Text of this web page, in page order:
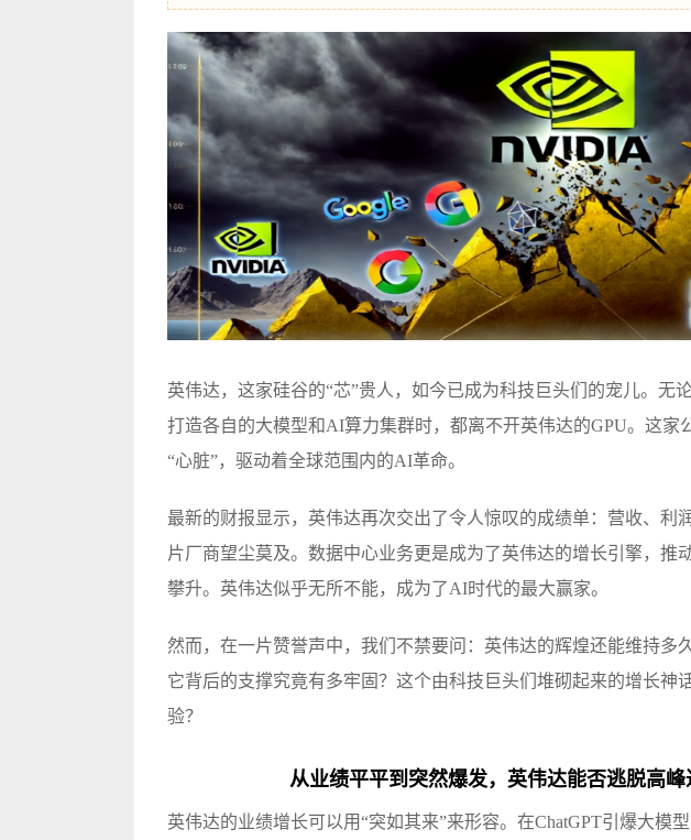
英伟达，这家硅谷的“芯”贵人，如今已成为科技巨头们的宠儿。无
打造各自的大模型和AI算力集群时，都离不开英伟达的GPU。这家
“心脏”，驱动着全球范围内的AI革命。
最新的财报显示，英伟达再次交出了令人惊叹的成绩单：营收、利
片厂商望尘莫及。数据中心业务更是成为了英伟达的增长引擎，推
攀升。英伟达似乎无所不能，成为了AI时代的最大赢家。
然而，在一片赞誉声中，我们不禁要问：英伟达的辉煌还能维持多
它背后的支撑究竟有多牢固？这个由科技巨头们堆砌起来的增长神
验？
从业绩平平到突然爆发，英伟达能否逃脱高峰
英伟达的业绩增长可以用“突如其来”来形容。在ChatGPT引爆大模